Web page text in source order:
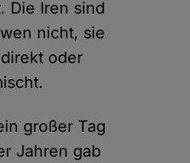
Die Iren sind
nicht, sie
oder
großer Tag
Jahren gab